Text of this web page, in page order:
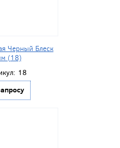
Черный Блеск
(18)
18